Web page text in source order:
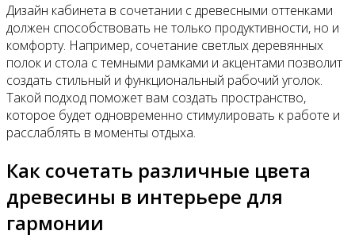
Дизайн кабинета в сочетании с древесными оттенками
должен способствовать не только продуктивности, но и
комфорту. Например, сочетание светлых деревянных
полок и стола с темными рамками и акцентами позволит
создать стильный и функциональный рабочий уголок.
Такой подход поможет вам создать пространство,
которое будет одновременно стимулировать к работе и
расслаблять в моменты отдыха.
Как сочетать различные цвета
древесины в интерьере для
гармонии